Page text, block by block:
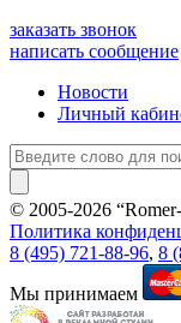
заказать звонок
написать сообщение
Новости
Личный
© 2005-2026
Политика
8 (495) 721-88-96, 8
Мы принимаем